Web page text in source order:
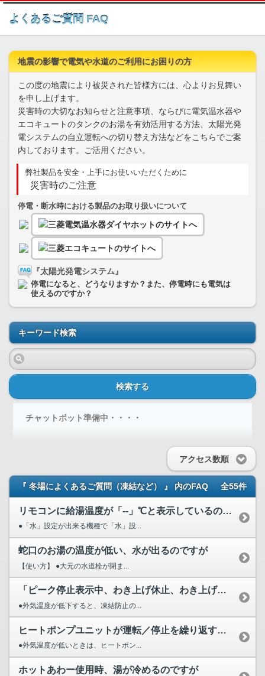
このページの本文へ
よくあるご質問 FAQ
地震の影響で電気や水道のご利用にお困りの方
この度の地震により被災された皆様方には、心よりお見舞い
を申し上げます。
災害時の大切なお知らせと注意事項、ならびに電気温水器や
エコキュートのタンクのお湯を有効活用する方法、太陽光発
電システムの自立運転への切り替え方法などをこちらでご案
内しております。ご活用ください。
弊社製品を安全・上手にお使いいただくために
災害時のご注意
停電・断水時における製品のお取り扱いについて
『太陽光発電システム』
停電になると、どうなりますか？また、停電時にも電気は
使えるのですか？
キーワード検索
検索する
チャットボット準備中・・・・
アクセス数順
『 冬場によくあるご質問（凍結など） 』 内のFAQ 全55件
リモコンに給湯温度が「--」℃と表示しているのですが
●「水」設定が出来る機種で「水」設...
蛇口のお湯の温度が低い、水が出るのですが
【使い方】 ●大元の水道栓が閉ま...
「ピーク停止表示中、わき上げ休止、わき上げ停止日数設定中」...
●外気温度が低下すると、凍結防止の...
ヒートポンプユニットが運転／停止を繰り返すのですが
●外気温度が低いときは、ヒートポン...
ホットあわー使用時、湯が冷めるのですが